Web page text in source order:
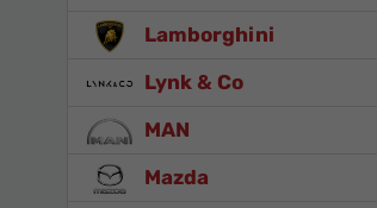
Lamborghini
Lynk & Co
MAN
Mazda